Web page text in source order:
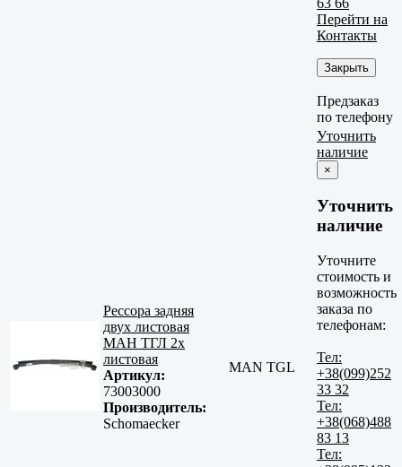
Перейти на
Контакты
Закрыть
Предзаказ
по телефону
Рессора задняя
двух листовая
МАН ТГЛ 2х
листовая
Артикул:
73003000
Производитель:
Schomaecker
MAN TGL
Уточнить
наличие
×
Уточнить
наличие
Уточните
стоимость и
возможность
заказа по
телефонам:
Тел:
+38(099)252
33 32
Тел:
+38(068)488
83 13
Тел: